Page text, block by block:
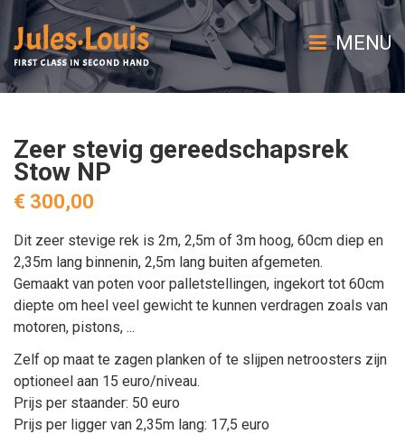
MENU
Zeer stevig gereedschapsrek
Stow NP
€ 300,00
Dit zeer stevige rek is 2m, 2,5m of 3m hoog, 60cm diep en
2,35m lang binnenin, 2,5m lang buiten afgemeten.
Gemaakt van poten voor palletstellingen, ingekort tot 60cm
diepte om heel veel gewicht te kunnen verdragen zoals van
motoren, pistons, ...
Zelf op maat te zagen planken of te slijpen netroosters zijn
optioneel aan 15 euro/niveau.
Prijs per staander: 50 euro
Prijs per ligger van 2,35m lang: 17,5 euro